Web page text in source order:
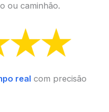
ou caminhão.
realcom precisão